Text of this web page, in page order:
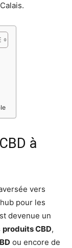
à
vers
pour les
devenue un
produits CBD,
ou encore de